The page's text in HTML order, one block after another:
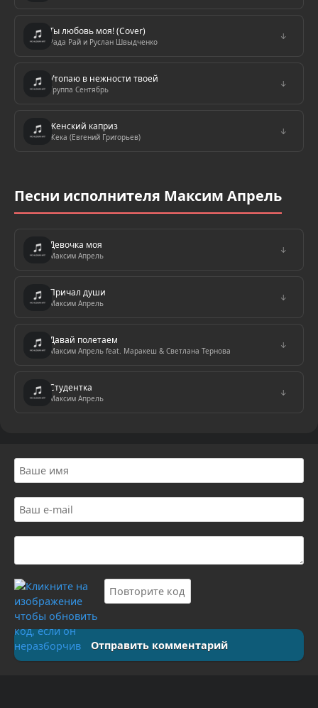
Ты любовь моя! (Cover)
Рада Рай и Руслан Швыдченко
↓
Утопаю в нежности твоей
Группа Сентябрь
↓
Женский каприз
Жека (Евгений Григорьев)
↓
Песни исполнителя Максим Апрель
Девочка моя
Максим Апрель
↓
Причал души
Максим Апрель
↓
Давай полетаем
Максим Апрель feat. Маракеш & Светлана Тернова
↓
Студентка
Максим Апрель
↓
Отправить комментарий